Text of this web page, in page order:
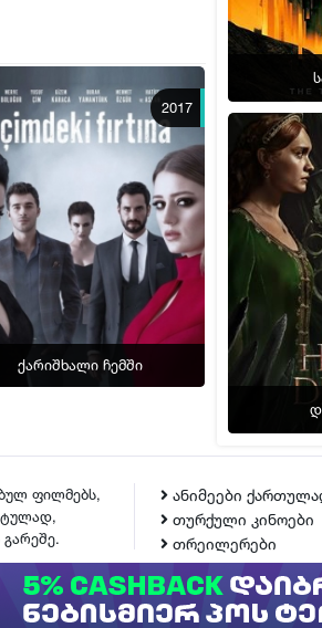
2017
ქარიშხალი ჩემში
ფილმებს,
ანიმეები
თურქული კინოები
თრეილერები